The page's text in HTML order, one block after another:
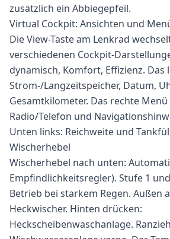
zusätzlich ein Abbiegepfeil.
Virtual Cockpit: Ansichten und
Die View-Taste am Lenkrad
verschiedenen Cockpit-
dynamisch, Komfort, Effizienz. Das
Strom-/Langzeitspeicher, Datum,
Gesamtkilometer. Das rechte
Radio/Telefon und
Unten links: Reichweite und
Wischerhebel
Wischerhebel nach unten:
Empfindlichkeitsregler). Stufe 1
Betrieb bei starkem Regen. Außen
Heckwischer. Hinten drücken:
Heckscheibenwaschanlage.